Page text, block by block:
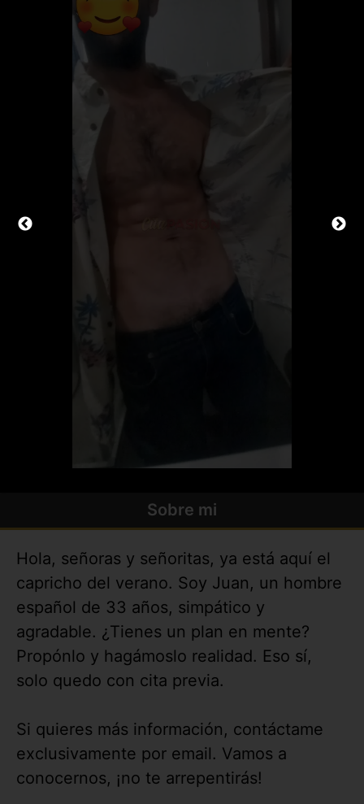
Sobre mi
Hola, señoras y señoritas, ya está aquí el
capricho del verano. Soy Juan, un hombre
español de 33 años, simpático y
agradable. ¿Tienes un plan en mente?
Propónlo y hagámoslo realidad. Eso sí,
solo quedo con cita previa.
Si quieres más información, contáctame
exclusivamente por email. Vamos a
conocernos, ¡no te arrepentirás!